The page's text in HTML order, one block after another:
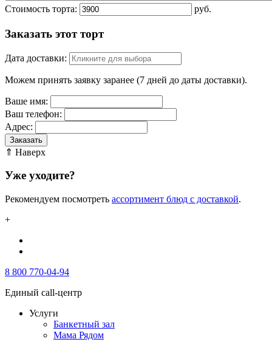
Стоимость торта: руб.
Заказать этот торт
Дата доставки:
Можем принять заявку заранее (7 дней до даты доставки).
Ваше имя:
Ваш телефон:
Адрес:
Заказать
⇑ Наверх
Уже уходите?
Рекомендуем посмотреть ассортимент блюд с доставкой.
+
8 800 770-04-94
Единый call-центр
Услуги
Банкетный зал
Мама Рядом